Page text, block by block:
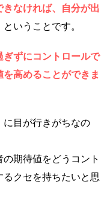
なければ、自分が出
ということです。
ずにコントロールで
高めることができま
目が行きがちなの
期待値をどうコント
クセを持ちたいと思